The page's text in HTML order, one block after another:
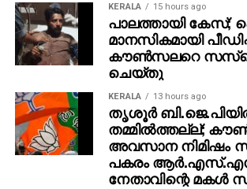
KERALA 15 hours ago
പാലത്തായി കേസ്;
മാനസികമായി
കൗൺസലറെ
ചെയ്തു
KERALA 13 hours ago
തൃശൂര്‍
തമ്മില്‍ത്തല്ല്;
അവസാന നിമിഷം
പകരം
നേതാവിന്റെ മകള്‍